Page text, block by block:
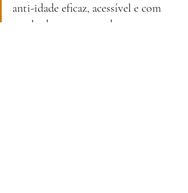
anti-idade eficaz, acessível e com
resultados comprovados, esta gama